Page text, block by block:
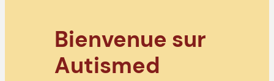
Bienvenue sur
Autismed